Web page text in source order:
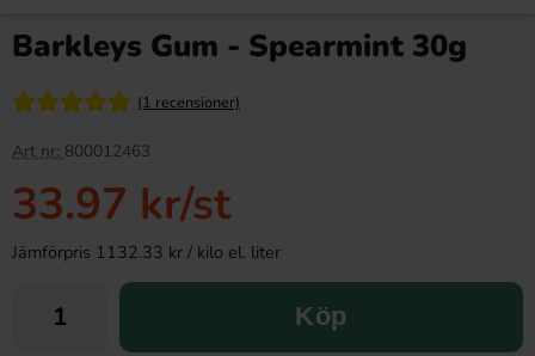
Barkleys Gum - Spearmint 30g
(1 recensioner)
Art nr: 800012463
33.97 kr/st
Jämförpris 1132.33 kr / kilo el. liter
Köp